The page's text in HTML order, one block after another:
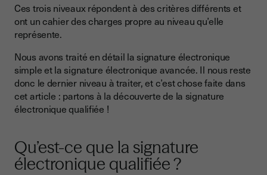
Différences entre signature simple, avancée et qualifiée
Combien coûte la signature électronique qualifiée ?
Ces trois niveaux répondent à des critères différents et
ont un cahier des charges propre au niveau qu’elle
représente.
Nous avons traité en détail la signature électronique
simple et la signature électronique avancée. Il nous reste
donc le dernier niveau à traiter, et c’est chose faite dans
cet article : partons à la découverte de la signature
électronique qualifiée !
Qu’est-ce que la signature
électronique qualifiée ?